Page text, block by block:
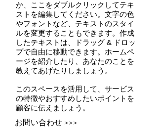
か、ここをダブルクリックしてテキ
ストを編集してください。文字の色
やフォントなど、テキストのスタイ
ルを変更することもできます。作成
したテキストは、ドラッグ & ドロッ
プで自由に移動できます。ホームペ
ージを紹介したり、あなたのことを
教えてあげたりしましょう。
このスペースを活用して、サービス
の特徴やおすすめしたいポイントを
顧客に伝えましょう。
お問い合わせ >>>